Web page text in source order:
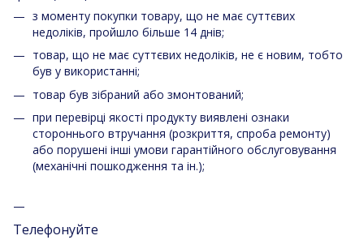
з моменту покупки товару, що не має суттєвих
недоліків, пройшло більше 14 днів;
товар, що не має суттєвих недоліків, не є новим, тобто
був у використанні;
товар був зібраний або змонтований;
при перевірці якості продукту виявлені ознаки
стороннього втручання (розкриття, спроба ремонту)
або порушені інші умови гарантійного обслуговування
(механічні пошкодження та ін.);
Телефонуйте